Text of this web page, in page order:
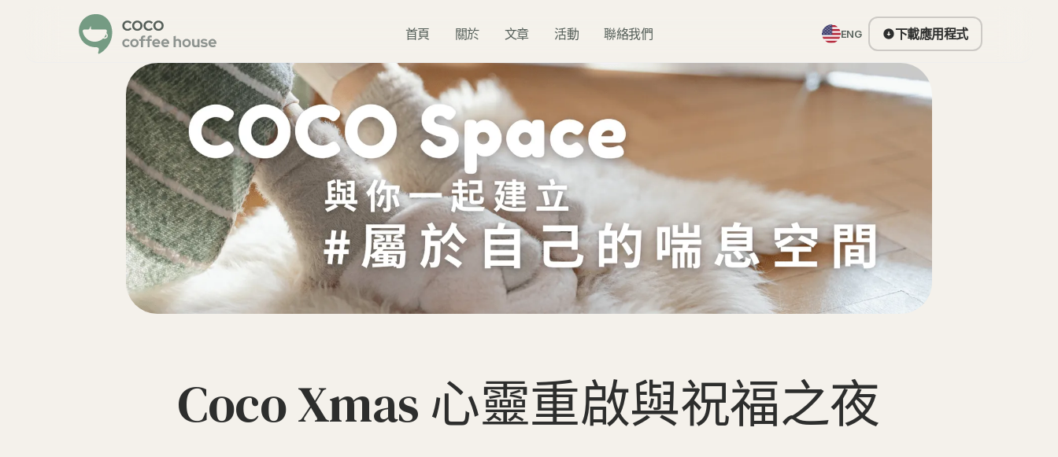
首頁 關於 文章 活動 聯絡我們 ENG 下載應用程式
Coco Xmas 心靈重啟與祝福之夜